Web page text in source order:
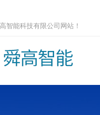
智能科技有限公司网站！